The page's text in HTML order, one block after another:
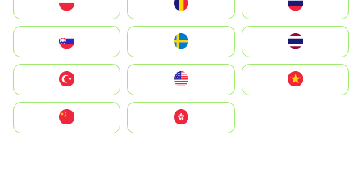
United States
中國香港特別行政區